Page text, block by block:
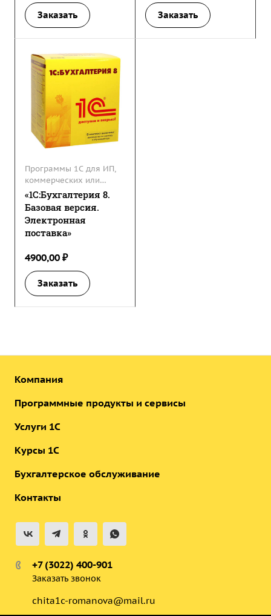
Заказать Заказать
Программы 1С для ИП,
коммерческих или
некоммерческих
организаций
«1С:Бухгалтерия 8.
Базовая версия.
Электронная
поставка»
4900,00 ₽
Заказать
Компания
Программные продукты и сервисы
Услуги 1С
Курсы 1С
Бухгалтерское обслуживание
Контакты
+7 (3022) 400-901
Заказать звонок
chita1c-romanova@mail.ru